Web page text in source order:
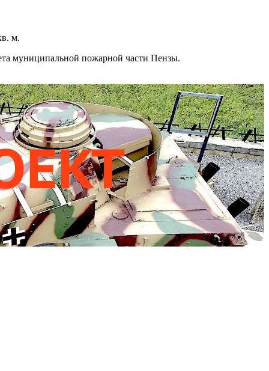
м.
муниципальной пожарной части Пензы.